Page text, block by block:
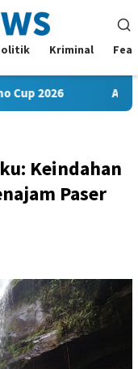
Kriminal
Andi Satya
Keindahan
Paser